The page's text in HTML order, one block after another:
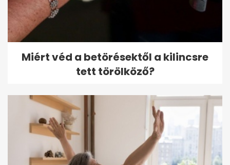
Miért véd a betörésektől a kilincsre
tett törölköző?